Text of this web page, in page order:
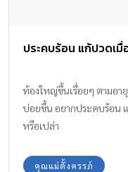
ประคบร้อน แก้ปวดเ
ท้องใหญ่ขึ้นเรื่อยๆ ตามอา
บ่อยขึ้น อยากประคบร้อน
หรือเปล่า
คุณแม่ตั้งครรภ์